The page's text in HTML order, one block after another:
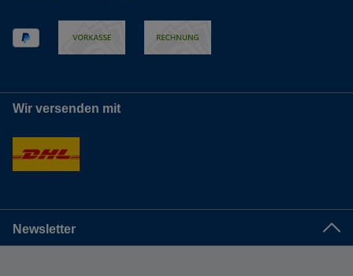
Wir versenden mit
Newsletter